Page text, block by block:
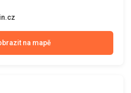
na mapě